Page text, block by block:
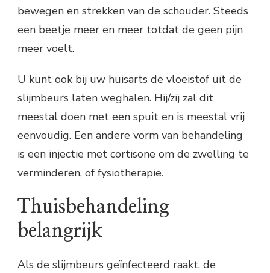
bewegen en strekken van de schouder. Steeds
een beetje meer en meer totdat de geen pijn
meer voelt.
U kunt ook bij uw huisarts de vloeistof uit de
slijmbeurs laten weghalen. Hij/zij zal dit
meestal doen met een spuit en is meestal vrij
eenvoudig. Een andere vorm van behandeling
is een injectie met cortisone om de zwelling te
verminderen, of fysiotherapie.
Thuisbehandeling
belangrijk
Als de slijmbeurs geïnfecteerd raakt, de